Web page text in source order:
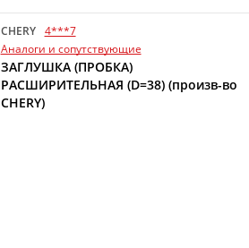
CHERY
4***7
Аналоги и сопутствующие
ЗАГЛУШКА (ПРОБКА)
РАСШИРИТЕЛЬНАЯ (D=38) (произв-во
CHERY)